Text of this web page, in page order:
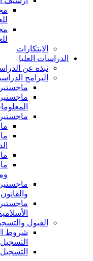
الابتكارات
الدراسات العليا
نبذه عن
البرامج
ماجستير
ماجستير
ماجستير
والقانون
القبول
شروط
التسجيل